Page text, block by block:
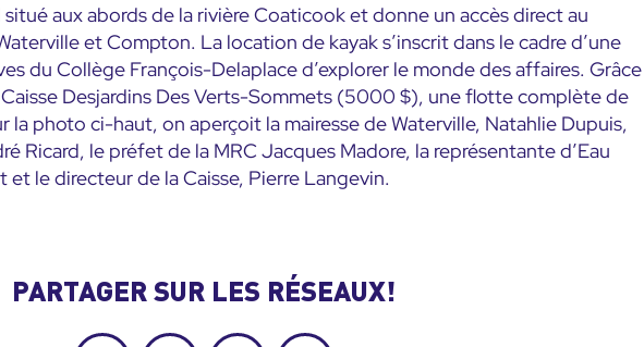
situé aux abords de la rivière Coaticook et donne un accès direct au
et Compton. La location de kayak s’inscrit dans le cadre d’une
du Collège François-Delaplace d’explorer le monde des affaires. Grâce
Desjardins Des Verts-Sommets (5000 $), une flotte complète de
la photo ci-haut, on aperçoit la mairesse de Waterville, Natahlie Dupuis,
Ricard, le préfet de la MRC Jacques Madore, la représentante d’Eau
le directeur de la Caisse, Pierre Langevin.
PARTAGER SUR LES RÉSEAUX!